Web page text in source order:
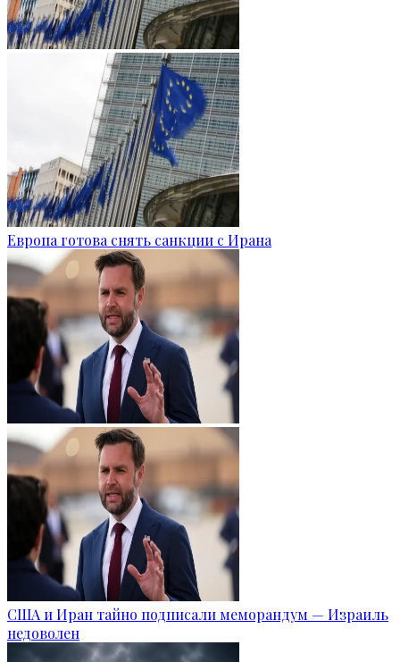
Европа готова снять санкции с Ирана
США и Иран тайно подписали меморандум — Израиль
недоволен